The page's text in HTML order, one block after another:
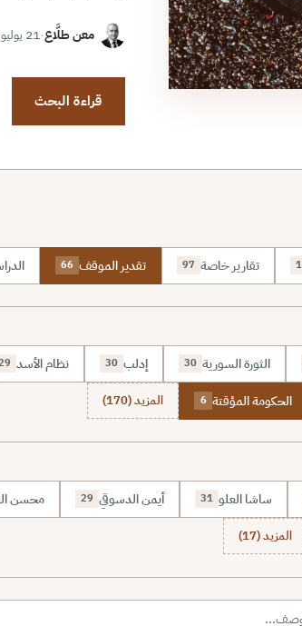
معن طلَّاع·21 يوليو 2026
قراءة البحث
تقارير خاصة 97 تقدير الموقف 66
الثورة السورية 30 إدلب 30 نظام الأسد
الحكومة المؤقتة 6 المزيد (170)
ساشا العلو 31 أيمن الدسوقي 29 محسن
المزيد (17)